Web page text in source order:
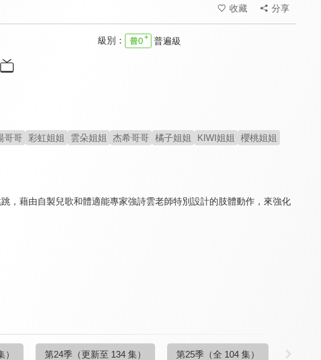
收藏 分享
級別： 普遍級
哥哥 彩虹姐姐 雲朵姐姐 杰希哥哥 橘子姐姐 KIWI姐姐
櫻桃姐姐
，藉由自製兒歌和體適能專家強詩雲老師特別設計的肢體動作，來強化
） 第24季 （更新至 134 集） 第25季 （全 104 集）